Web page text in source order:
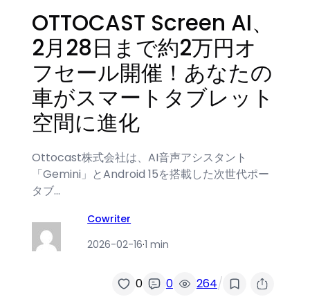
OTTOCAST Screen AI、
2月28日まで約2万円オ
フセール開催！あなたの
車がスマートタブレット
空間に進化
Ottocast株式会社は、AI音声アシスタント
「Gemini」とAndroid 15を搭載した次世代ポー
タブ…
Cowriter
2026-02-16·1 min
0 0 264/